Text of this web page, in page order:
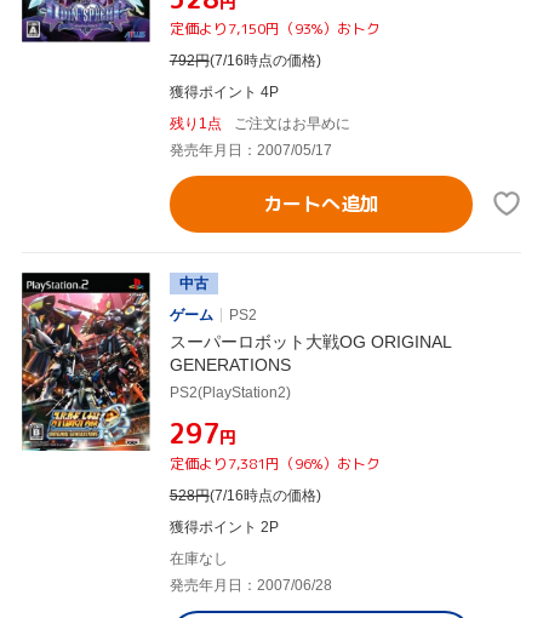
定価より7,150円（93%）おトク
792円(7/16時点の価格)
獲得ポイント 4P
残り1点
ご注文はお早めに
発売年月日：2007/05/17
カートへ追加
中古
ゲーム
PS2
スーパーロボット大戦OG ORIGINAL
GENERATIONS
PS2(PlayStation2)
¥297円
定価より7,381円（96%）おトク
528円(7/16時点の価格)
獲得ポイント 2P
在庫なし
発売年月日：2007/06/28